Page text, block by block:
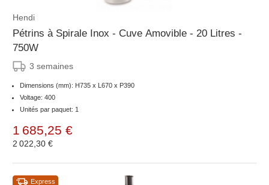
Hendi
Pétrins à Spirale Inox - Cuve Amovible - 20 Litres -
750W
3 semaines
Dimensions (mm): H735 x L670 x P390
Voltage: 400
Unités par paquet: 1
1 685,25 €
2 022,30 €
Express